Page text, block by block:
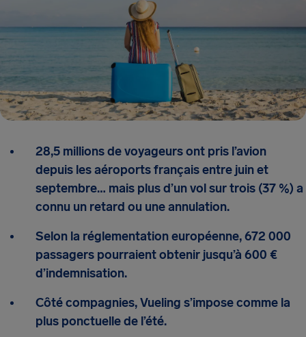
28,5 millions de voyageurs ont pris l’avion
depuis les aéroports français entre juin et
septembre… mais plus d’un vol sur trois (37 %) a
connu un retard ou une annulation.
Selon la réglementation européenne, 672 000
passagers pourraient obtenir jusqu’à 600 €
d’indemnisation.
Côté compagnies, Vueling s’impose comme la
plus ponctuelle de l’été.